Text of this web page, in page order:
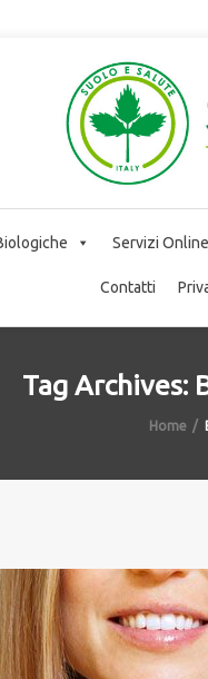
Servizi Online
Contatti
Tag Archives:
Home